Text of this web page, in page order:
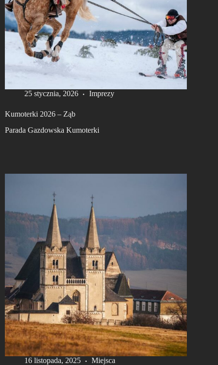
25 stycznia, 2026 Imprezy
Kumoterki 2026 – Ząb
Parada Gazdowska Kumoterki
16 listopada, 2025 Miejsca